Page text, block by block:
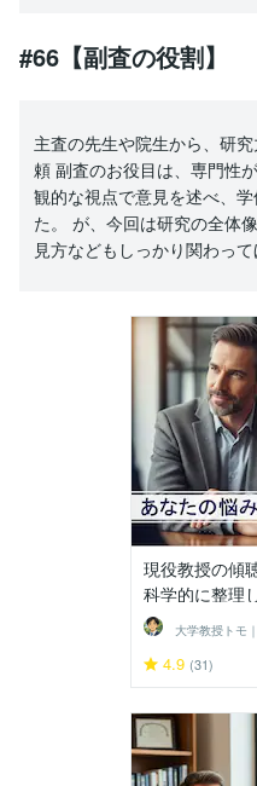
#66【副査の役割】
主査の先生や院生から、研
頼 副査のお役目は、専門性
観的な視点で意見を述べ、
た。 が、今回は研究の全体
見方などもしっかり関わっ
現役教授の傾
科学的に整理
大学教授トモ
4.9 (31)